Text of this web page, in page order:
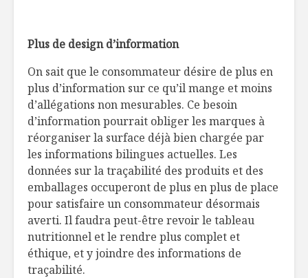
Plus de design d’information
On sait que le consommateur désire de plus en
plus d’information sur ce qu’il mange et moins
d’allégations non mesurables. Ce besoin
d’information pourrait obliger les marques à
réorganiser la surface déjà bien chargée par
les informations bilingues actuelles. Les
données sur la traçabilité des produits et des
emballages occuperont de plus en plus de place
pour satisfaire un consommateur désormais
averti. Il faudra peut-être revoir le tableau
nutritionnel et le rendre plus complet et
éthique, et y joindre des informations de
traçabilité.